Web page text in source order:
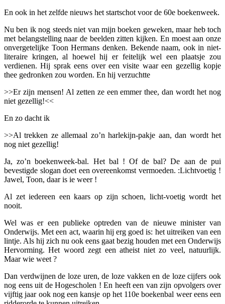
En ook in het zelfde nieuws het startschot voor de 60e boekenweek.
Nu ben ik nog steeds niet van mijn boeken geweken, maar heb toch
met belangstelling naar de beelden zitten kijken. En moest aan onze
onvergetelijke Toon Hermans denken. Bekende naam, ook in niet-
literaire kringen, al hoewel hij er feitelijk wel een plaatsje zou
verdienen. Hij sprak eens over een visite waar een gezellig kopje
thee gedronken zou worden. En hij verzuchtte
>>Er zijn mensen! Al zetten ze een emmer thee, dan wordt het nog
niet gezellig!<<
En zo dacht ik
>>Al trekken ze allemaal zo’n harlekijn-pakje aan, dan wordt het
nog niet gezellig!
Ja, zo’n boekenweek-bal. Het bal ! Of de bal? De aan de pui
bevestigde slogan doet een overeenkomst vermoeden. :Lichtvoetig !
Jawel, Toon, daar is ie weer !
Al zet iedereen een kaars op zijn schoen, licht-voetig wordt het
nooit.
Wel was er een publieke optreden van de nieuwe minister van
Onderwijs. Met een act, waarin hij erg goed is: het uitreiken van een
lintje. Als hij zich nu ook eens gaat bezig houden met een Onderwijs
Hervorming. Het woord zegt een atheist niet zo veel, natuurlijk.
Maar wie weet ?
Dan verdwijnen de loze uren, de loze vakken en de loze cijfers ook
nog eens uit de Hogescholen ! En heeft een van zijn opvolgers over
vijftig jaar ook nog een kansje op het 110e boekenbal weer eens een